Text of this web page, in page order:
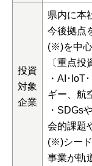
投資
対象
企業
県内に本
今後拠点
(※)を中
〔重点投
・AI･IoT
ギー、航
・SDGs
会的課題
(※)シード
事業が